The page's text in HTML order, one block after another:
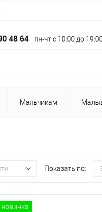
48 64 пн-чт с 10:00 до
Мальчикам
Показать по:
новинка